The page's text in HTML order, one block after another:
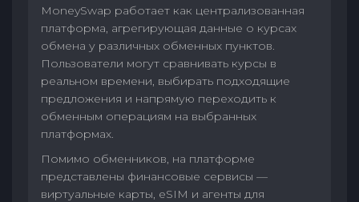
MoneySwap работает как централизованная
платформа, агрегирующая данные о курсах
обмена у различных обменных пунктов.
Пользователи могут сравнивать курсы в
реальном времени, выбирать подходящие
предложения и напрямую переходить к
обменным операциям на выбранных
платформах.
Помимо обменников, на платформе
представлены финансовые сервисы —
виртуальные карты, eSIM и агенты для